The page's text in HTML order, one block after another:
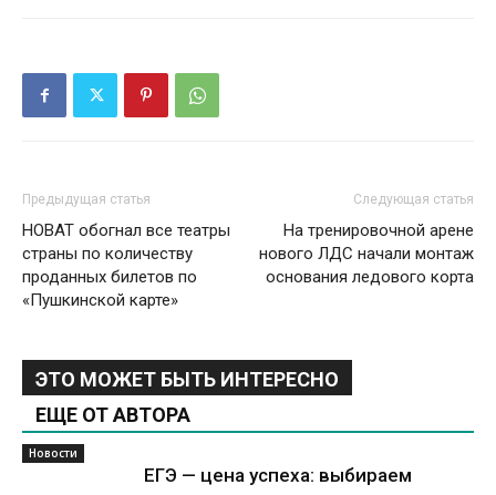
Предыдущая статья
НОВАТ обогнал все театры
страны по количеству
проданных билетов по
«Пушкинской карте»
Следующая статья
На тренировочной арене
нового ЛДС начали монтаж
основания ледового корта
ЭТО МОЖЕТ БЫТЬ ИНТЕРЕСНО
ЕЩЕ ОТ АВТОРА
Новости
ЕГЭ — цена успеха: выбираем